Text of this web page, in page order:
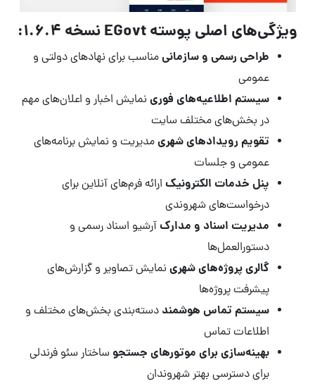
ویژگی‌های اصلی پوسته EGovt نسخه 1.6.4:
طراحی رسمی و سازمانیمناسب برای نهادهای دولتی و
عمومی
سیستم اطلاعیه‌های فوری نمایش اخبار و اعلان‌های مهم
در بخش‌های مختلف سایت
تقویم رویدادهای شهریمدیریت و نمایش برنامه‌های
عمومی و جلسات
پنل خدمات الکترونیک ارائه فرم‌های آنلاین برای
درخواست‌های شهروندی
مدیریت اسناد و مدارکآرشیو اسناد رسمی و
دستورالعمل‌ها
گالری پروژه‌های شهری نمایش تصاویر و گزارش‌های
پیشرفت پروژه‌ها
سیستم تماس هوشمند دسته‌بندی بخش‌های مختلف و
اطلاعات تماس
بهینه‌سازی برای موتورهای جستجو ساختار سئو فرندلی
برای دسترسی بهتر شهروندان